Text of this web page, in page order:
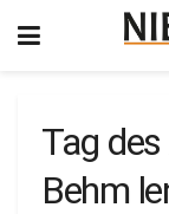
Tag
Behm